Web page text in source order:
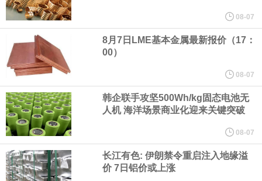
心技术等多项已商业化应用的核心技术并已应用于公司的高性能通
用人形机器人、四足机器人等产品。
美国总统特朗普6日否认他对国防部长赫格塞思不满，称对赫格塞思
所做的工作“非常满意”。特朗普在社交媒体上发帖称，一些媒体有关
他与赫格塞思就弹药短缺问题发生冲突的报道是“完全没有根据的谣
言”，他对赫格塞思所做的工作“非常满意”。
08-07
8月7日LME基本金属最新报价（17：
00）
08-07
韩企联手攻坚500Wh/kg固态电池无
人机 海洋场景商业化迎来关键突破
08-07
长江有色: 伊朗禁令重启注入地缘溢
价 7日铝价或上涨